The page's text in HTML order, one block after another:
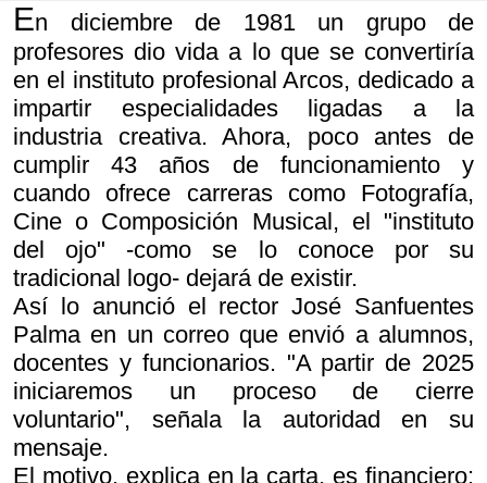
En diciembre de 1981 un grupo de
profesores dio vida a lo que se convertiría
en el instituto profesional Arcos, dedicado a
impartir especialidades ligadas a la
industria creativa. Ahora, poco antes de
cumplir 43 años de funcionamiento y
cuando ofrece carreras como Fotografía,
Cine o Composición Musical, el "instituto
del ojo" -como se lo conoce por su
tradicional logo- dejará de existir.
Así lo anunció el rector José Sanfuentes
Palma en un correo que envió a alumnos,
docentes y funcionarios. "A partir de 2025
iniciaremos un proceso de cierre
voluntario", señala la autoridad en su
mensaje.
El motivo, explica en la carta, es financiero: